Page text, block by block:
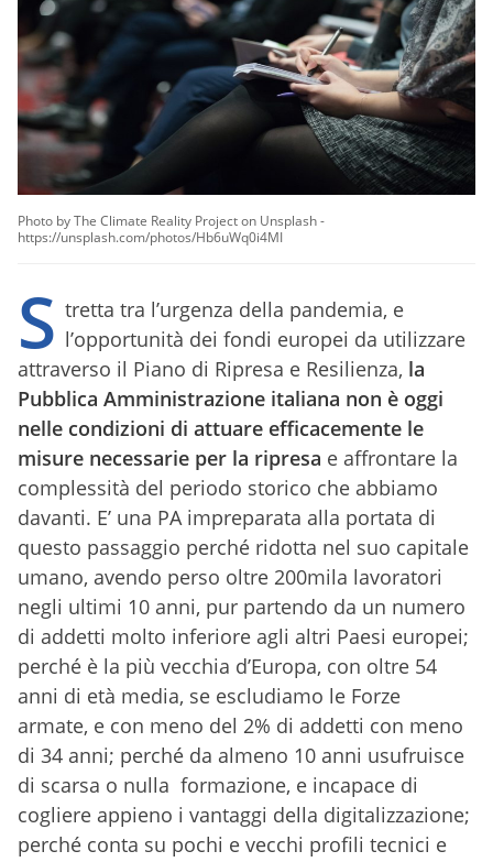
Photo by The Climate Reality Project on Unsplash -
https://unsplash.com/photos/Hb6uWq0i4MI
S tretta tra l’urgenza della pandemia, e
l’opportunità dei fondi europei da utilizzare
attraverso il Piano di Ripresa e Resilienza, la
Pubblica Amministrazione italiana non è oggi
nelle condizioni di attuare efficacemente le
misure necessarie per la ripresa e affrontare la
complessità del periodo storico che abbiamo
davanti. E’ una PA impreparata alla portata di
questo passaggio perché ridotta nel suo capitale
umano, avendo perso oltre 200mila lavoratori
negli ultimi 10 anni, pur partendo da un numero
di addetti molto inferiore agli altri Paesi europei;
perché è la più vecchia d’Europa, con oltre 54
anni di età media, se escludiamo le Forze
armate, e con meno del 2% di addetti con meno
di 34 anni; perché da almeno 10 anni usufruisce
di scarsa o nulla formazione, e incapace di
cogliere appieno i vantaggi della digitalizzazione;
perché conta su pochi e vecchi profili tecnici e